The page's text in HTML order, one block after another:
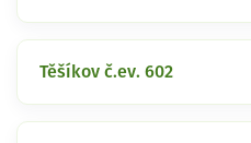
Těšíkov č.ev. 602